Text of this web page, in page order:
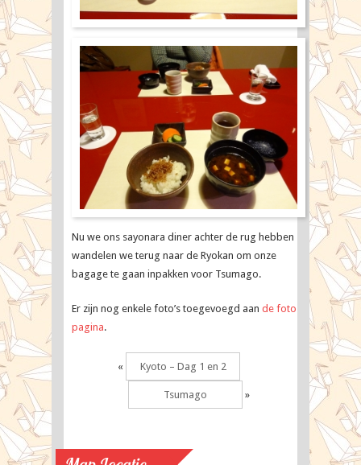
Nu we ons sayonara diner achter de rug hebben
wandelen we terug naar de Ryokan om onze
bagage te gaan inpakken voor Tsumago.
Er zijn nog enkele foto’s toegevoegd aan de foto
pagina.
« Kyoto – Dag 1 en 2
Tsumago »